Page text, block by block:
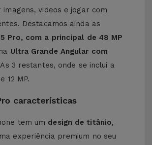
videos e jogar com
Destacamos ainda as
Pro, com a principal de 48 MP
Ultra Grande Angular com
3 restantes, onde se inclui a
12 MP.
características
tem um design de titânio,
experiência premium no seu